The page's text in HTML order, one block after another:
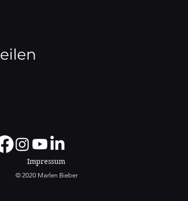
Impressum
© 2020 Marlen Bieber